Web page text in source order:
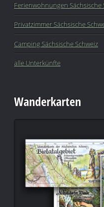
Ferienwohnungen Sächsische
Privatzimmer Sächsische
Camping Sächsische Schweiz
alle Unterkünfte
Wanderkarten